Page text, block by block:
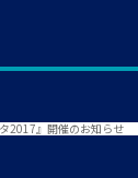
2017』開催のお知らせ